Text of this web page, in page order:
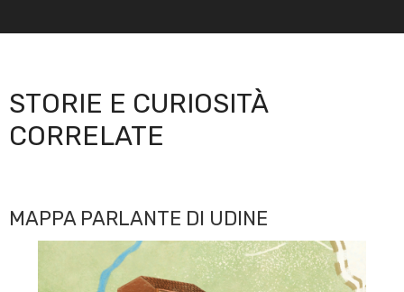
STORIE E CURIOSITÀ
CORRELATE
MAPPA PARLANTE DI UDINE